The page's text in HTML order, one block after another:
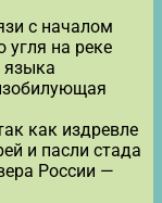
с началом
угля на реке
языка
как издревле
и пасли стада
России —